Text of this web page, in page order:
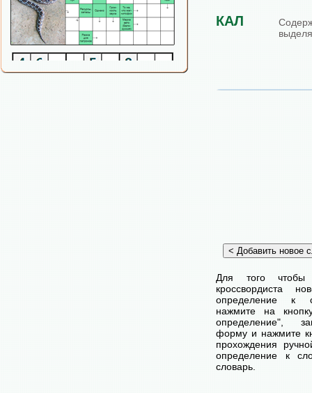
КАЛ
Для того чтобы
кроссвордиста
определение к
нажмите на
определение",
форму и нажмите
прохождения
определение к
словарь.